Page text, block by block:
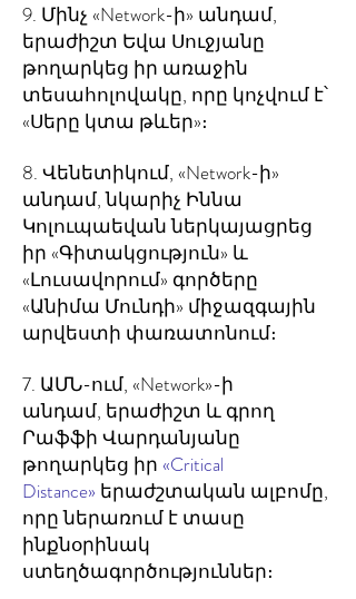
9. Մինչ «Network-ի» անդամ,
երաժիշտ Եվա Սուջյանը
թողարկեց իր առաջին
տեսահոլովակը, որը կոչվում է՝
«Սերը կտա թևեր»։
8. Վենետիկում, «Network-ի»
անդամ, նկարիչ Իննա
Կոլուպաեվան ներկայացրեց
իր «Գիտակցություն» և
«Լուսավորում» գործերը
«Անիմա Մունդի» միջազգային
արվեստի փառատոնում։
7. ԱՄՆ-ում, «Network»-ի
անդամ, երաժիշտ և գրող
Րաֆֆի Վարդանյանը
թողարկեց իր «Critical
Distance» երաժշտական ալբոմը,
որը ներառում է տասը
ինքնօրինակ
ստեղծագործություններ։